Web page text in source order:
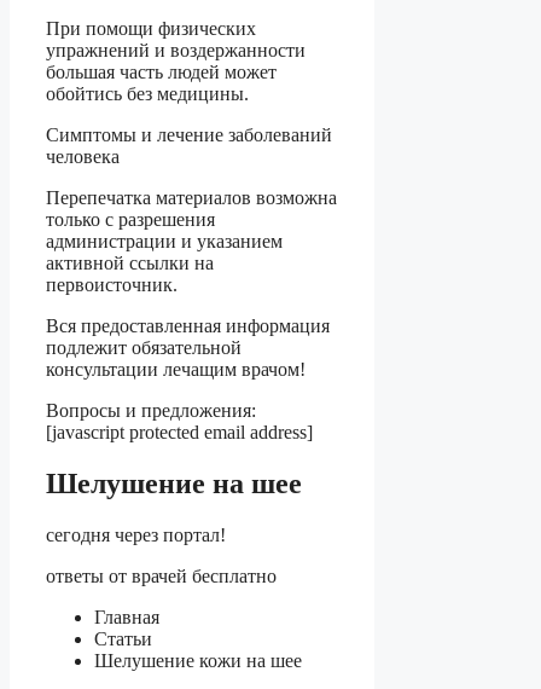
При помощи физических
упражнений и воздержанности
большая часть людей может
обойтись без медицины.
Симптомы и лечение заболеваний
человека
Перепечатка материалов возможна
только с разрешения
администрации и указанием
активной ссылки на
первоисточник.
Вся предоставленная информация
подлежит обязательной
консультации лечащим врачом!
Вопросы и предложения:
[javascript protected email address]
Шелушение на шее
сегодня через портал!
ответы от врачей бесплатно
Главная
Статьи
Шелушение кожи на шее